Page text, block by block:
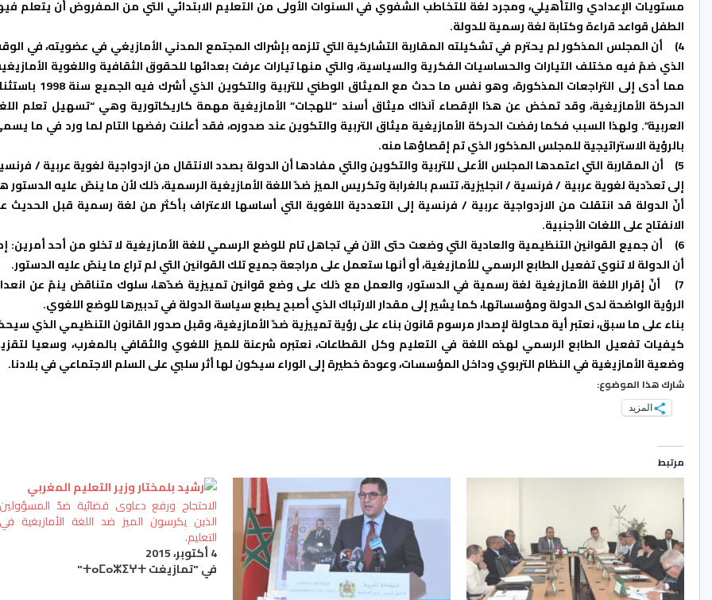
مستويات الإعدادي والتأهيلي، ومجرد لغة للتخاطب الشفوي في السنوات الأولى من التعليم الابتدائي التي من المفروض أن يتعلم
الطفل قواعد قراءة وكتابة لغة رسمية للدولة.
4)
أن المجلس المذكور لم يحترم في تشكيلته المقاربة التشاركية التي تلزمه بإشراك المجتمع المدني الأمازيغي في عضويته، في
الذي ضمّ فيه مختلف التيارات والحساسيات الفكرية والسياسية، والتي منها تيارات عرفت بعدائها للحقوق الثقافية واللغوية
مما أدى إلى التراجعات المذكورة، وهو نفس ما حدث مع الميثاق الوطني للتربية والتكوين الذي
الحركة الأمازيغية، وقد تمخض عن هذا الإقصاء آنذاك ميثاق أسند “للهجات” الأمازيغية مهمة كاريكاتورية وهي “تسهيل تعلم
العربية”. ولهذا السبب فكما رفضت الحركة الأمازيغية ميثاق التربية والتكوين عند صدوره، فقد أعلنت رفضها التام لما ورد في ما
بالرؤية الاستراتيجية للمجلس المذكور الذي تم إقصاؤها منه.
5)
أن المقاربة التي اعتمدها المجلس الأعلى للتربية والتكوين والتي مفادها أن الدولة بصدد الانتقال من ازدواجية لغوية عربية /
إلى تعدّدية لغوية عربية / فرنسية / انجليزية، تتسم بالغرابة وتكريس الميز ضدّ اللغة الأمازيغية الرسمية، ذلك لأن ما ينصّ عليه الدستور
أنّ الدولة قد انتقلت من الازدواجية عربية / فرنسية إلى التعددية اللغوية التي أساسها الاعتراف بأكثر من لغة رسمية قبل الحديث
الانفتاح على اللغات الأجنبية.
6)
أن جميع القوانين التنظيمية والعادية التي وضعت حتى الآن في تجاهل تام للوضع الرسمي للغة الأمازيغية لا تخلو من أحد أمرين:
أن الدولة لا تنوي تفعيل الطابع الرسمي للأمازيغية، أو أنها ستعمل على مراجعة جميع تلك القوانين التي لم تراع ما ينصّ عليه الدستور.
7)
أنّ إقرار اللغة الأمازيغية لغة رسمية في الدستور، والعمل مع ذلك على وضع قوانين تمييزية ضدّها، سلوك متناقض ينمّ عن
الرؤية الواضحة لدى الدولة ومؤسساتها، كما يشير إلى مقدار الارتباك الذي أصبح يطبع سياسة الدولة في تدبيرها للوضع اللغوي.
بناء على ما سبق، نعتبر أية محاولة لإصدار مرسوم قانون بناء على رؤية تمييزية ضدّ الأمازيغية، وقبل صدور القانون التنظيمي الذي
كيفيات تفعيل الطابع الرسمي لهذه اللغة في التعليم وكل القطاعات، نعتبره شرعنة للميز اللغوي والثقافي بالمغرب، وسعيا
وضعية الأمازيغية في النظام التربوي وداخل المؤسسات، وعودة خطيرة إلى الوراء سيكون لها أثر سلبي على السلم الاجتماعي في بلادنا.
شارك هذا الموضوع:
المزيد
مرتبط
الاحتجاج ورفع دعاوى قضائية ضدّ المسؤولين
الذين يكرسون الميز ضد اللغة الأمازيغية في
التعليم.
4 أكتوبر، 2015
في "تمازيغت ⵜⴰⵎⴰⵣⵉⵖⵜ"